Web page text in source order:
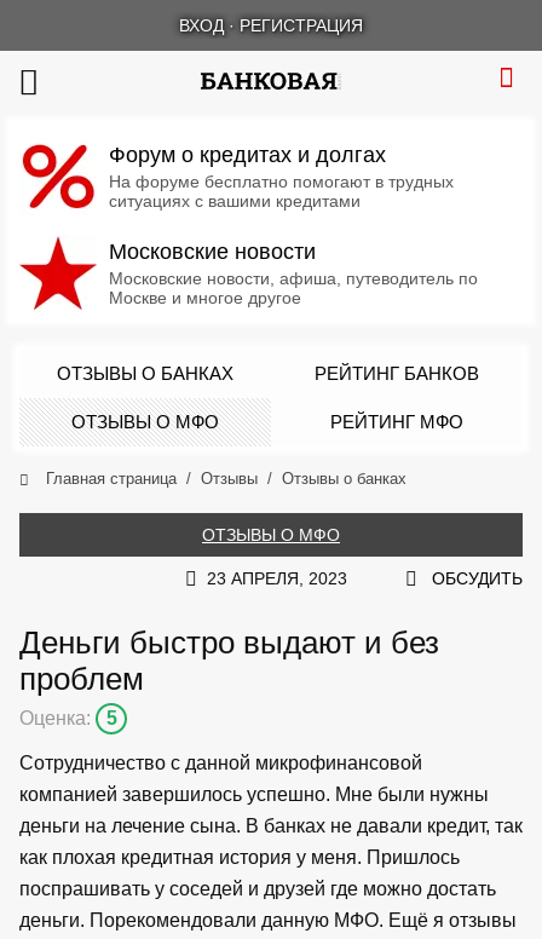
ВХОД · РЕГИСТРАЦИЯ
Форум о кредитах и долгах
На форуме бесплатно помогают в трудных
ситуациях с вашими кредитами
Московские новости
Московские новости, афиша, путеводитель по
Москве и многое другое
ОТЗЫВЫ О БАНКАХ РЕЙТИНГ БАНКОВ
ОТЗЫВЫ О МФО РЕЙТИНГ МФО
Главная страница Отзывы Отзывы о банках
ОТЗЫВЫ О МФО
23 АПРЕЛЯ, 2023 ОБСУДИТЬ
Деньги быстро выдают и без
проблем
Оценка: 5
Сотрудничество с данной микрофинансовой
компанией завершилось успешно. Мне были нужны
деньги на лечение сына. В банках не давали кредит, так
как плохая кредитная история у меня. Пришлось
поспрашивать у соседей и друзей где можно достать
деньги. Порекомендовали данную МФО. Ещё я отзывы